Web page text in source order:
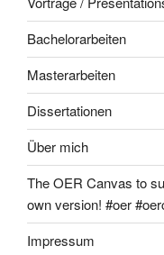
Bachelorarbeiten
Masterarbeiten
Dissertationen
Über mich
The OER Canvas to
own version! #oer
Impressum